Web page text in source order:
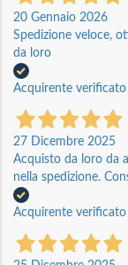
20 Gennaio 2026
Spedizione veloce,
da loro
Acquirente verificato
27 Dicembre 2025
Acquisto da loro da
nella spedizione.
Acquirente verificato